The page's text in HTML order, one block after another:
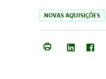
NOVAS AQUISIÇÕES